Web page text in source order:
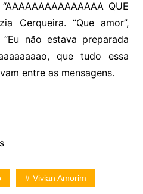
QUE
Cerqueira. “Que amor”,
não estava preparada
que tudo essa
entre as mensagens.
Vivian Amorim